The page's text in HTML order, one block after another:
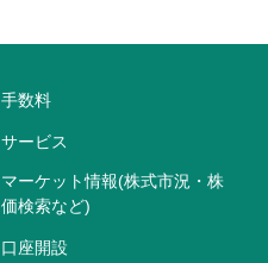
手数料
サービス
マーケット情報(株式市況・株
価検索など)
口座開設